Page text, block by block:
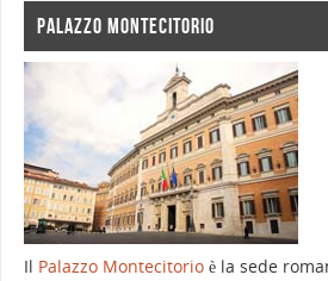
PALAZZO MONTECITORIO
Il Palazzo Montecitorioè la sede